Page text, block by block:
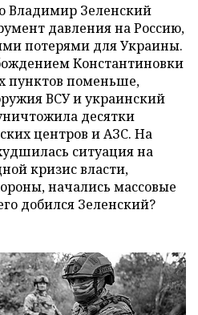
Владимир Зеленский
давления на Россию,
потерями для Украины.
Константиновки
пунктов поменьше,
ВСУ и украинский
десятки
центров и АЗС. На
ситуация на
кризис власти,
начались массовые
добился Зеленский?